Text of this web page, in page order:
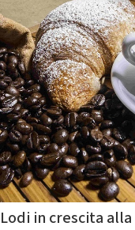
Lodi in crescita